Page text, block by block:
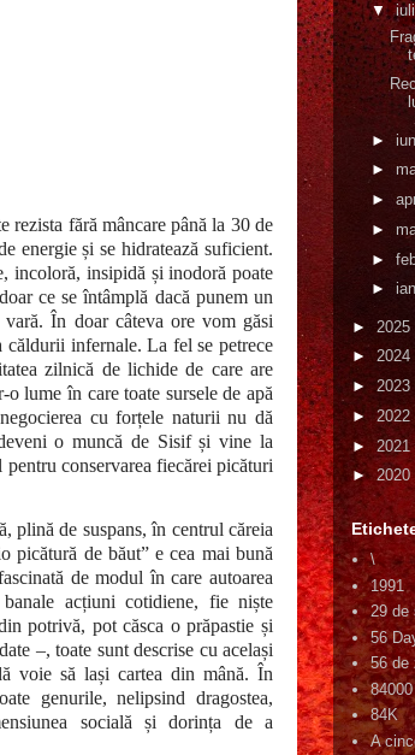
rezista fără mâncare până la 30 de
energie și se hidratează suficient.
incoloră, insipidă și inodoră poate
ce se întâmplă dacă punem un
În doar câteva ore vom găsi
căldurii infernale. La fel se petrece
zilnică de lichide de care are
lume în care toate sursele de apă
cu forțele naturii nu dă
o muncă de Sisif și vine la
conservarea fiecărei picături
plină de suspans, în centrul căreia
picătură de băut” e cea mai bună
de modul în care autoarea
acțiuni cotidiene, fie niște
potrivă, pot căsca o prăpastie și
–, toate sunt descrise cu același
voie să lași cartea din mână. În
genurile, nelipsind dragostea,
socială și dorința de a
▼
►
►
►
►
►
►
► 2025
► 2024
► 2023
► 2022
► 2021
► 2020
\
1991
29 de
56
56 de
84000
84K
A